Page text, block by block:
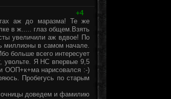
+4
аж до маразма! Те же
в ж..... глаз общем.Взять
увеличили аж вдвое! По
миллионы в самом начале.
больше всего интересует
увольте. Я НС впервые 9,5
ООП+к+ма нарисовался :-)
Пробегусь по старым
доведем и фамилию